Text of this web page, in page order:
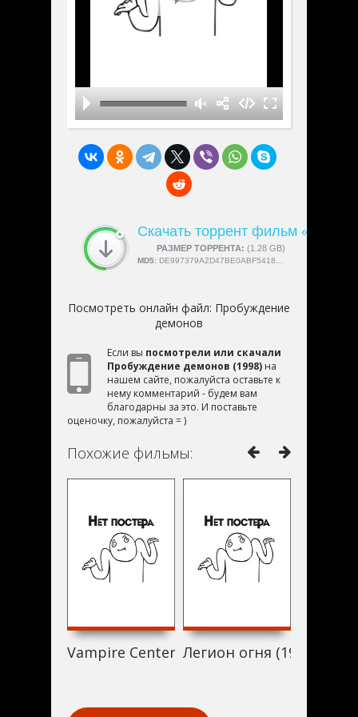
Скачать торрент фильм
РАЗМЕР ТОРРЕНТА: (1.28 GB)
СКАЧАЛИ:4189
MD5: DE997379A2D47BE0ABF541858636DFB2
Посмотреть онлайн файл: Пробуждение
демонов
Если вы посмотрели или скачали
Пробуждение демонов (1998) на
нашем сайте, пожалуйста оставьте к
нему комментарий - будем вам
благодарны за это. И поставьте
оценочку, пожалуйста = )
Похожие фильмы:
Vampire Centerfolds (1998)
Легион огня (1998)